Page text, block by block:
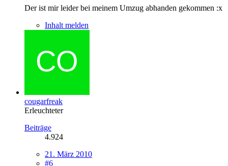
Der ist mir leider bei meinem Umzug abhanden gekommen :x
Inhalt melden
cougarfreak
Erleuchteter
Beiträge
4.924
21. März 2010
#6